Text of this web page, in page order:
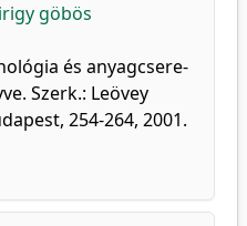
göbös
és anyagcsere-
Szerk.: Leövey
254-264, 2001.